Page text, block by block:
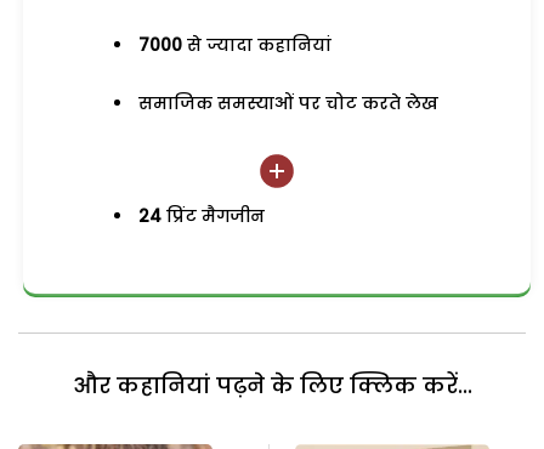
7000 से ज्यादा कहानियां
समाजिक समस्याओं पर चोट करते लेख
24 प्रिंट मैगजीन
और कहानियां पढ़ने के लिए क्लिक करें...